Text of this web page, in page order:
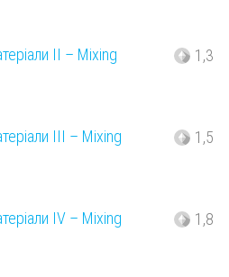
ІІ – Mixing
1,3
ІІІ – Mixing
1,5
ІV – Mixing
1,8